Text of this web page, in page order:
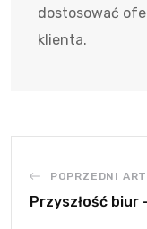
dostosować
klienta.
POPRZEDNI
Przyszłość biur